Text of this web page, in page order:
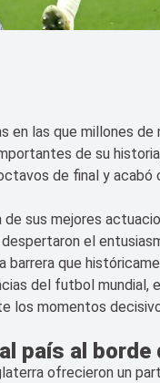
en las que millones
de su
de final y
de sus mejores
el
barrera que
del futbol
los momentos
país al borde
ofrecieron un